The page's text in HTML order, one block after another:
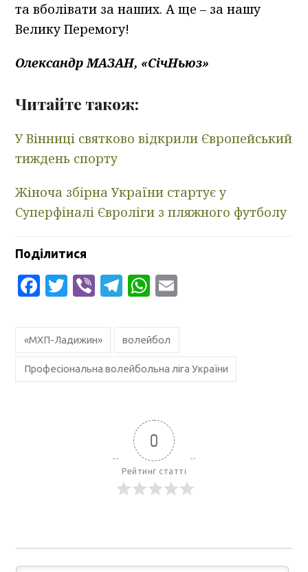
та вболівати за наших. А ще – за нашу
Велику Перемогу!
Олександр МАЗАН, «СічНьюз»
Читайте також:
У Вінниці святково відкрили Європейський
тиждень спорту
Жіноча збірна України стартує у
Суперфіналі Євроліги з пляжного футболу
Поділитися
Facebook
Twitter
ViberTelegram
WhatsApp
«МХП-Ладижин» волейбол
Професіональна волейбольна ліга України
0
Рейтинг статті